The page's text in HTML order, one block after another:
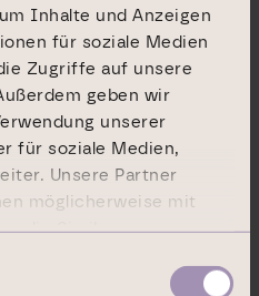
Inhalte und Anzeigen
für soziale Medien
Zugriffe auf unsere
geben wir
unserer
für soziale Medien,
Unsere Partner
möglicherweise mit
die Sie ihnen
haben.
36